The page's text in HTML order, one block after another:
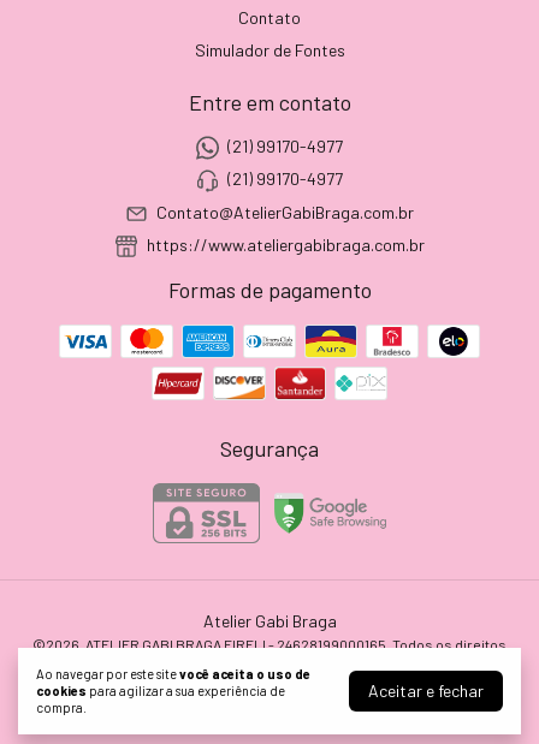
Ao navegar por este sitevocê aceita o uso de
cookies para agilizar a sua experiência de
compra.
Aceitar e fechar
Contato
Simulador de Fontes
Entre em contato
(21) 99170-4977
(21) 99170-4977
Contato@AtelierGabiBraga.com.br
https://www.ateliergabibraga.com.br
Formas de pagamento
Segurança
Atelier Gabi Braga
©2026. ATELIER GABI BRAGA EIRELI - 24628199000165. Todos os direitos